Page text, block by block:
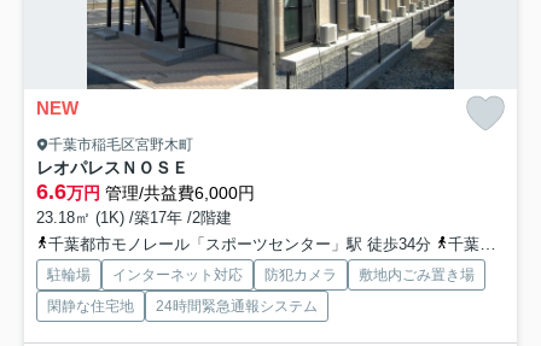
NEW
千葉市稲毛区宮野木町
レオパレスＮＯＳＥ
6.6万円 管理/共益費6,000円
23.18㎡ (1K) /築17年 /2階建
千葉都市モノレール「スポーツセンター」駅 徒歩34分
千葉都市モノレール「穴川」駅 徒歩28分
駐輪場 インターネット対応 防犯カメラ
敷地内ごみ置き場
閑静な住宅地
24時間緊急通報システム